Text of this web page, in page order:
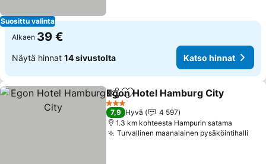
Suosittu valinta
Alkaen 39 €
Näytä hinnat 14 sivustolta Katso hinnat
Jaa Lisää suosikkeihin
Egon Hotel Hamburg City
3 Tähtiluokitus
7,9 Hyvä
4 597
1.3 km kohteesta Hampurin satama
Turvallinen maanalainen pysäköintihalli